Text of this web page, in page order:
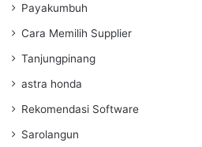
Payakumbuh
Cara Memilih Supplier
Tanjungpinang
astra honda
Rekomendasi Software
Sarolangun